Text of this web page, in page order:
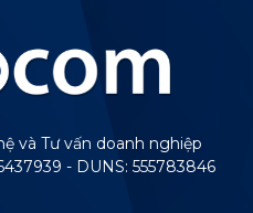
và Tư vấn doanh nghiệp
- DUNS: 555783846